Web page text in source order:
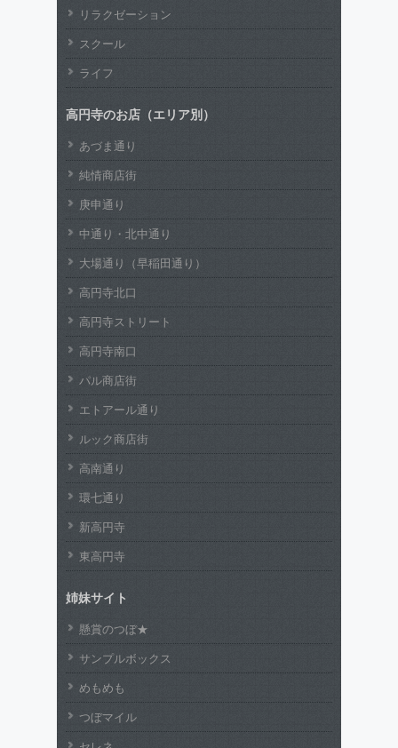
リラクゼーション
スクール
ライフ
高円寺のお店（エリア別）
あづま通り
純情商店街
庚申通り
中通り・北中通り
大場通り（早稲田通り）
高円寺北口
高円寺ストリート
高円寺南口
パル商店街
エトアール通り
ルック商店街
高南通り
環七通り
新高円寺
東高円寺
姉妹サイト
懸賞のつぼ★
サンプルボックス
めもめも
つぼマイル